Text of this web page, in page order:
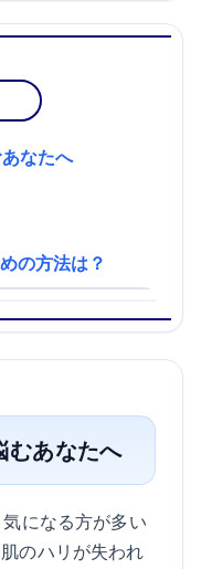
なたへ
の方法は？
むあなたへ
になる方が多い
のハリが失われ